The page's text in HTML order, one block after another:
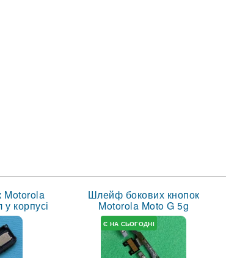
Motorola
корпусі
Шлейф бокових кнопок
Motorola Moto G 5g
Є НА СЬОГОДНІ